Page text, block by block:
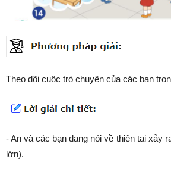
Theo dõi cuộc trò chuyện của các bạn
- An và các bạn đang nói về thiên tai xảy
lớn).